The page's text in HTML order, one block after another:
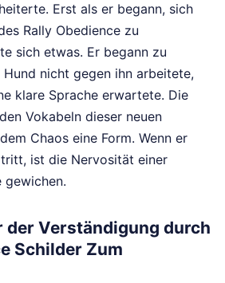
Erst als er begann, sich
Rally Obedience zu
sich etwas. Er begann zu
nicht gegen ihn arbeitete,
klare Sprache erwartete. Die
Vokabeln dieser neuen
Chaos eine Form. Wenn er
ist die Nervosität einer
gewichen.
der Verständigung durch
Schilder Zum